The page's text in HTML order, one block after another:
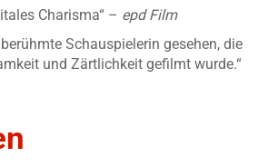
Charisma“ – epd Film
Schauspielerin gesehen, die
und Zärtlichkeit gefilmt wurde.“